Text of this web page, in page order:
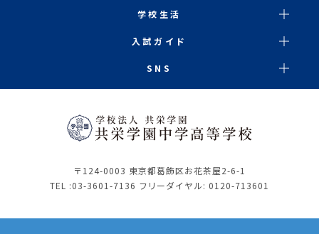
学校生活
入試ガイド
SNS
〒124-0003 東京都葛飾区お花茶屋2-6-1
TEL :03-3601-7136 フリーダイヤル: 0120-713601